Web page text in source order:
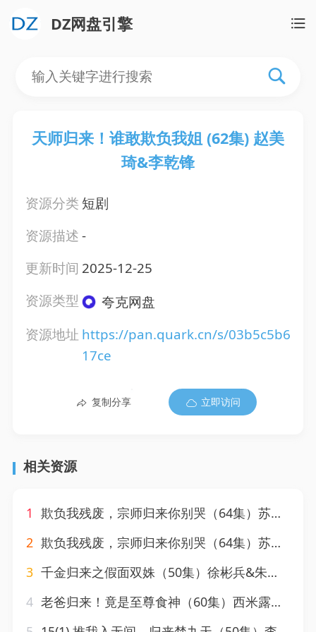
DZ网盘引擎
天师归来！谁敢欺负我姐 (62集) 赵美
琦&李乾锋
资源分类 短剧
资源描述-
更新时间 2025-12-25
资源类型
夸克网盘
资源地址 https://pan.quark.cn/s/03b5c5b6
17ce
复制分享 立即访问
相关资源
1 欺负我残废，宗师归来你别哭（64集）苏泽林&傲蕾
2 欺负我残废，宗师归来你别哭（64集）苏泽林&傲蕾
3 千金归来之假面双姝（50集）徐彬兵&朱诗妤
4 老爸归来！竟是至尊食神（60集）西米露&孙昊